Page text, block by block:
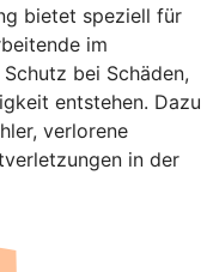
bietet speziell für
im
bei Schäden,
entstehen. Dazu
verlorene
in der